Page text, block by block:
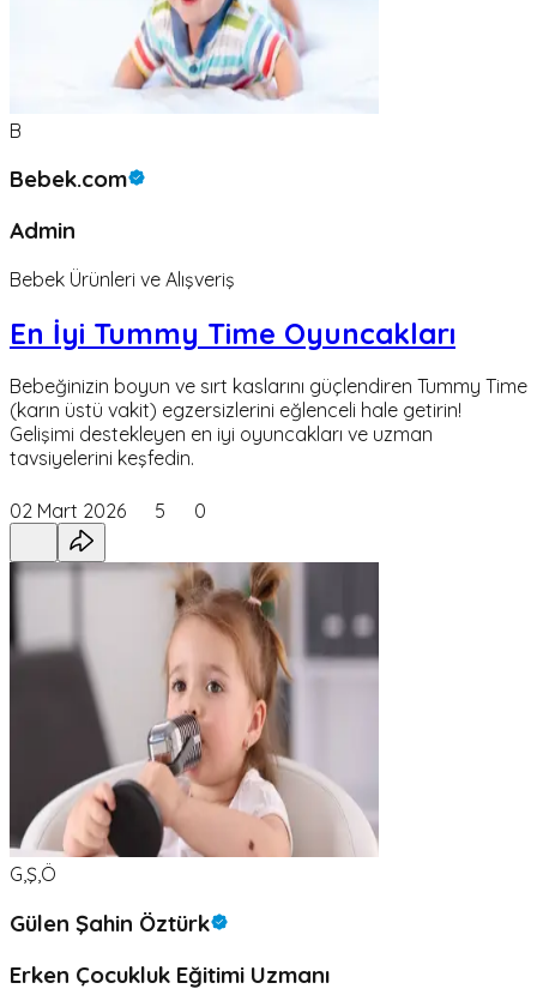
B
Bebek.com
Admin
Bebek Ürünleri ve Alışveriş
En İyi Tummy Time Oyuncakları
Bebeğinizin boyun ve sırt kaslarını güçlendiren Tummy Time
(karın üstü vakit) egzersizlerini eğlenceli hale getirin!
Gelişimi destekleyen en iyi oyuncakları ve uzman
tavsiyelerini keşfedin.
02 Mart 2026 5 0
G,Ş,Ö
Gülen Şahin Öztürk
Erken Çocukluk Eğitimi Uzmanı